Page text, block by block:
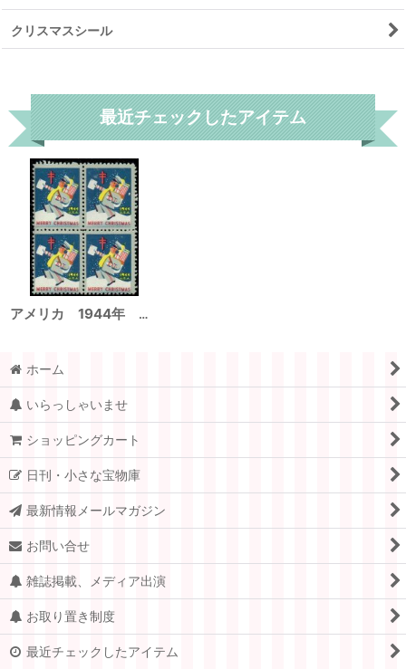
クリスマスシール
最近チェックしたアイテム
アメリカ 1944年 クリスマスシール
ホーム
いらっしゃいませ
ショッピングカート
日刊・小さな宝物庫
最新情報メールマガジン
お問い合せ
雑誌掲載、メディア出演
お取り置き制度
最近チェックしたアイテム